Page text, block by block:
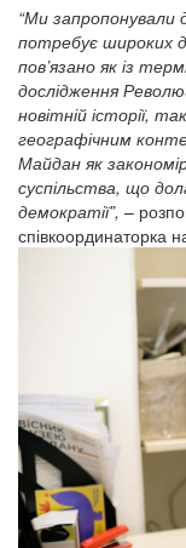
“Ми
потребує широких
пов’язано як із
дослідження
новітній історії,
географічним
Майдан як
суспільства, що
демократії”, –
співкоординаторка